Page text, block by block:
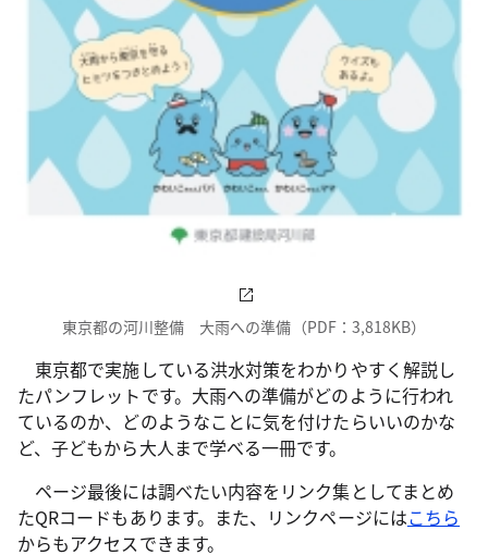
東京都の河川整備 大雨への準備（PDF：3,818KB）
東京都で実施している洪水対策をわかりやすく解説し
たパンフレットです。大雨への準備がどのように行われ
ているのか、どのようなことに気を付けたらいいのかな
ど、子どもから大人まで学べる一冊です。
ページ最後には調べたい内容をリンク集としてまとめ
たQRコードもあります。また、リンクページにはこちら
からもアクセスできます。